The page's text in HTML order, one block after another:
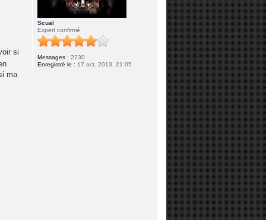
Scual
Expert confirmé
Messages : 2230
Enregistré le : 17 oct. 2013, 21:05
si
ma